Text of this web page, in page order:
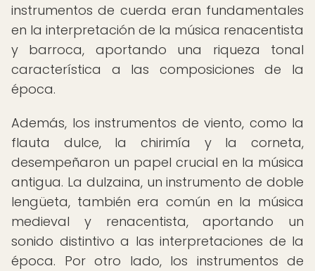
instrumentos de cuerda eran fundamentales
en la interpretación de la música renacentista
y barroca, aportando una riqueza tonal
característica a las composiciones de la
época.
Además, los instrumentos de viento, como la
flauta dulce, la chirimía y la corneta,
desempeñaron un papel crucial en la música
antigua. La dulzaina, un instrumento de doble
lengüeta, también era común en la música
medieval y renacentista, aportando un
sonido distintivo a las interpretaciones de la
época. Por otro lado, los instrumentos de